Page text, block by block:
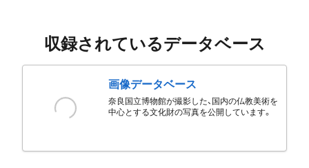
収録されているデータベース
画像データベース
奈良国立博物館が撮影した、国内の仏教美術を
中心とする文化財の写真を公開しています。